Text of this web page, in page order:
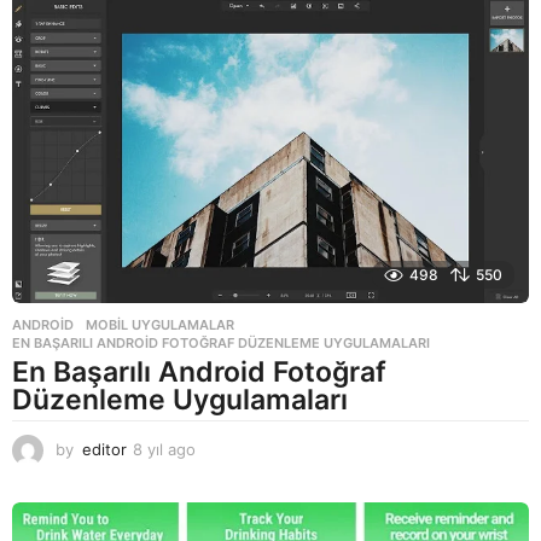
g
o
498 550
ANDROID ,MOBIL UYGULAMALAR
EN BAŞARILI ANDROID FOTOĞRAF DÜZENLEME UYGULAMALARI
En Başarılı Android Fotoğraf
Düzenleme Uygulamaları
by editor 8 yıl ago